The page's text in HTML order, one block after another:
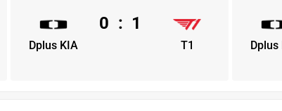
Dplus KIA T1
0 : 1
Dplus